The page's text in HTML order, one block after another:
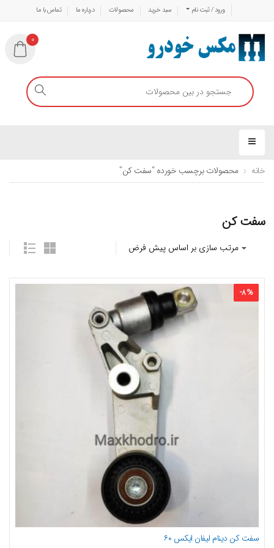
ورود / ثبت نام سبد خرید محصولات درباره ما تماس با ما
0
خانه محصولات برچسب خورده “سفت کن”
سفت کن
-8%
سفت کن دینام لیفان ایکس ۶۰